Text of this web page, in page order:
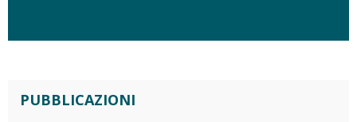
PUBBLICAZIONI